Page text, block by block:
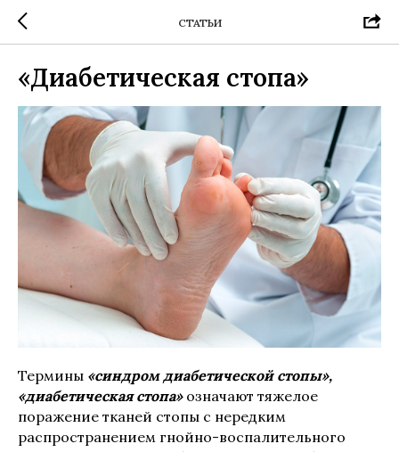
СТАТЬИ
«Диабетическая стопа»
Термины «синдром диабетической стопы»,
«диабетическая стопа»означают тяжелое
поражение тканей стопы с нередким
распространением гнойно-воспалительного